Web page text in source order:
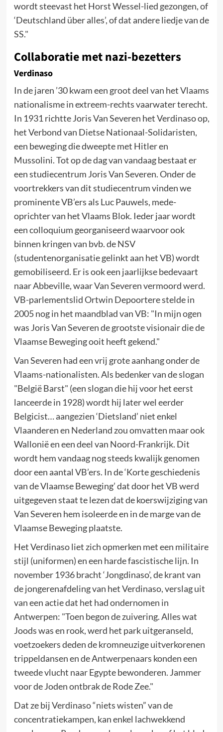
wordt steevast het Horst Wessel-lied gezongen, of
‘Deutschland über alles’, of dat andere liedje van de
SS."
Collaboratie met nazi-bezetters
Verdinaso
In de jaren ’30 kwam een groot deel van het Vlaams
nationalisme in extreem-rechts vaarwater terecht.
In 1931 richtte Joris Van Severen het Verdinaso op,
het Verbond van Dietse Nationaal-Solidaristen,
een beweging die dweepte met Hitler en
Mussolini. Tot op de dag van vandaag bestaat er
een studiecentrum Joris Van Severen. Onder de
voortrekkers van dit studiecentrum vinden we
prominente VB’ers als Luc Pauwels, mede-
oprichter van het Vlaams Blok. Ieder jaar wordt
een colloquium georganiseerd waarvoor ook
binnen kringen van bvb. de NSV
(studentenorganisatie gelinkt aan het VB) wordt
gemobiliseerd. Er is ook een jaarlijkse bedevaart
naar Abbeville, waar Van Severen vermoord werd.
VB-parlementslid Ortwin Depoortere stelde in
2005 nog in het maandblad van VB: "In mijn ogen
was Joris Van Severen de grootste visionair die de
Vlaamse Beweging ooit heeft gekend."
Van Severen had een vrij grote aanhang onder de
Vlaams-nationalisten. Als bedenker van de slogan
"België Barst" (een slogan die hij voor het eerst
lanceerde in 1928) wordt hij later wel eerder
Belgicist… aangezien ‘Dietsland’ niet enkel
Vlaanderen en Nederland zou omvatten maar ook
Wallonië en een deel van Noord-Frankrijk. Dit
wordt hem vandaag nog steeds kwalijk genomen
door een aantal VB’ers. In de ‘Korte geschiedenis
van de Vlaamse Beweging’ dat door het VB werd
uitgegeven staat te lezen dat de koerswijziging van
Van Severen hem isoleerde en in de marge van de
Vlaamse Beweging plaatste.
Het Verdinaso liet zich opmerken met een militaire
stijl (uniformen) en een harde fascistische lijn. In
november 1936 bracht ‘Jongdinaso’, de krant van
de jongerenafdeling van het Verdinaso, verslag uit
van een actie dat het had ondernomen in
Antwerpen: "Toen begon de zuivering. Alles wat
Joods was en rook, werd het park uitgeranseld,
voetzoekers deden de kromneuzige uitverkorenen
trippeldansen en de Antwerpenaars konden een
tweede vlucht naar Egypte bewonderen. Jammer
voor de Joden ontbrak de Rode Zee."
Dat ze bij Verdinaso “niets wisten” van de
concentratiekampen, kan enkel lachwekkend